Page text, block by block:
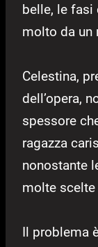
belle, le fasi
molto da un
Celestina,
dell’opera,
spessore
ragazza
nonostante
molte
Il problema